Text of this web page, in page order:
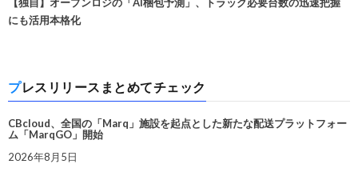
【独自】オープンロジの「AI梱包予測」、トラック必要台数の迅速把握
にも活用本格化
プレスリリースまとめてチェック
CBcloud、全国の「Marq」施設を起点とした新たな配送プラットフォー
ム「MarqGO」開始
2026年8月5日